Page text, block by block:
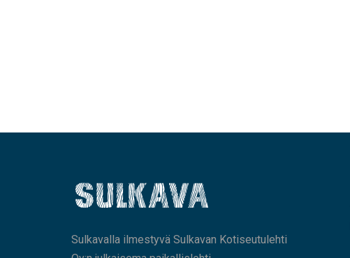
Sulkavalla ilmestyvä Sulkavan Kotiseutulehti